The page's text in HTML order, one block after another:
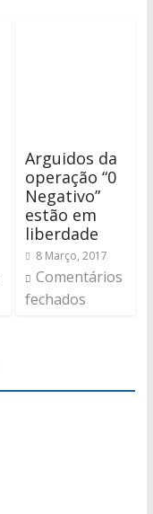
Arguidos da
operação “0
Negativo”
estão em
liberdade
8 Março, 2017
Comentários
fechados